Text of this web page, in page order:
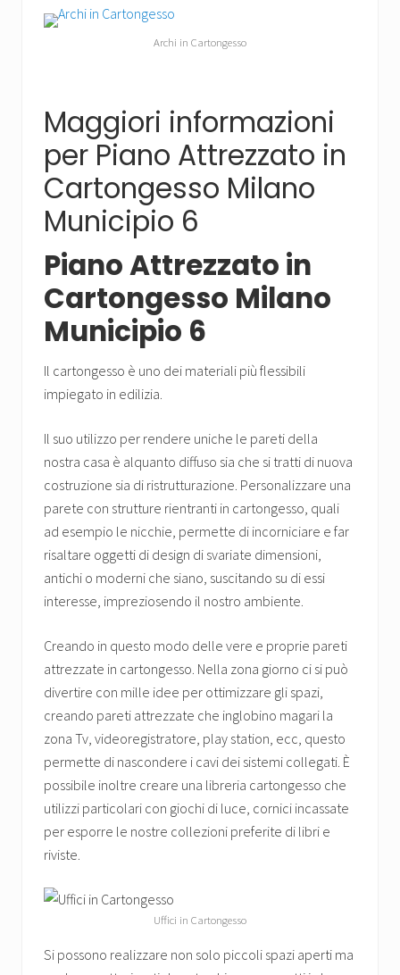
Archi in Cartongesso
Maggiori informazioni
per Piano Attrezzato in
Cartongesso Milano
Municipio 6
Piano Attrezzato in
Cartongesso Milano
Municipio 6
Il cartongesso è uno dei materiali più flessibili
impiegato in edilizia.
Il suo utilizzo per rendere uniche le pareti della
nostra casa è alquanto diffuso sia che si tratti di nuova
costruzione sia di ristrutturazione. Personalizzare una
parete con strutture rientranti in cartongesso, quali
ad esempio le nicchie, permette di incorniciare e far
risaltare oggetti di design di svariate dimensioni,
antichi o moderni che siano, suscitando su di essi
interesse, impreziosendo il nostro ambiente.
Creando in questo modo delle vere e proprie pareti
attrezzate in cartongesso. Nella zona giorno ci si può
divertire con mille idee per ottimizzare gli spazi,
creando pareti attrezzate che inglobino magari la
zona Tv, videoregistratore, play station, ecc, questo
permette di nascondere i cavi dei sistemi collegati. È
possibile inoltre creare una libreria cartongesso che
utilizzi particolari con giochi di luce, cornici incassate
per esporre le nostre collezioni preferite di libri e
riviste.
Uffici in Cartongesso
Si possono realizzare non solo piccoli spazi aperti ma